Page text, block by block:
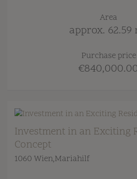
Area
approx. 62.59
Purchase price
Investment in an Exciting
Concept
1060 Wien,Mariahilf